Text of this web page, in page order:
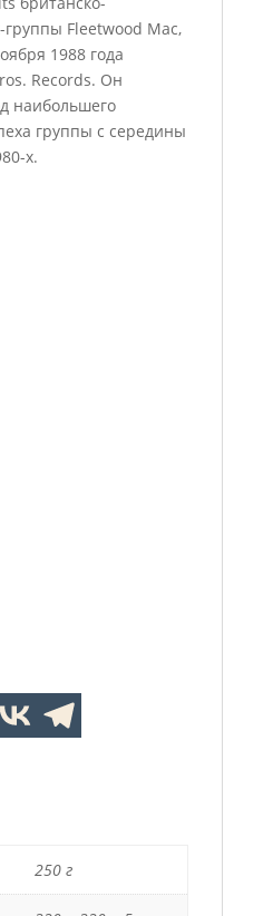
Fleetwood Mac,
1988 года
Records. Он
наибольшего
группы с середины
х.
250 г